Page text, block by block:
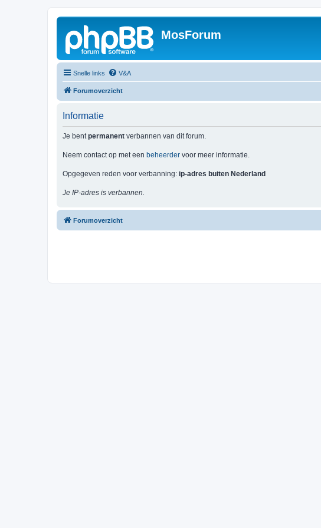
MosForum
Snelle links V&A
Forumoverzicht
Informatie
Je bentpermanent verbannen van dit forum.
Neem contact op met een beheerder voor meer informatie.
Opgegeven reden voor verbanning: ip-adres buiten Nederland
Je IP-adres is verbannen.
Forumoverzicht